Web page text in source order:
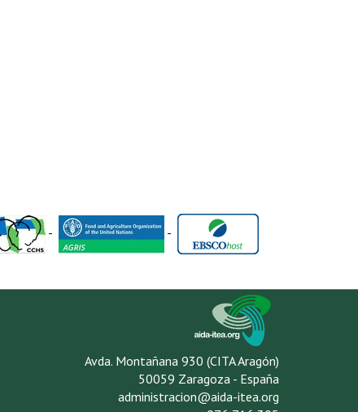
- -
Avda. Montañana 930 (CITA Aragón)
50059 Zaragoza - España
administracion@aida-itea.org